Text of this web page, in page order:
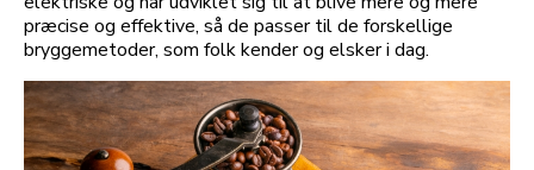
præcise og effektive, så de passer til de forskellige
bryggemetoder, som folk kender og elsker i dag.